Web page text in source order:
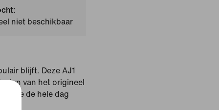
niet beschikbaar
blijft. Deze AJ1
van het origineel
je de hele dag